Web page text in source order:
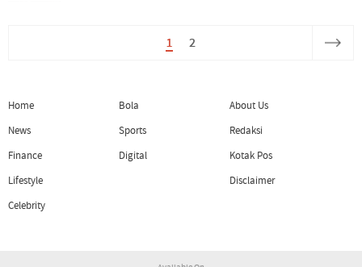
1 2
Home
News
Finance
Lifestyle
Celebrity
Bola
Sports
Digital
About Us
Redaksi
Kotak Pos
Disclaimer